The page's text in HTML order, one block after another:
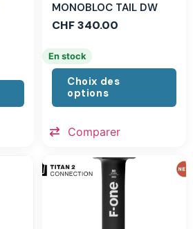
MONOBLOC TAIL DW
CHF340.00
En stock
Choix des
options
Comparer